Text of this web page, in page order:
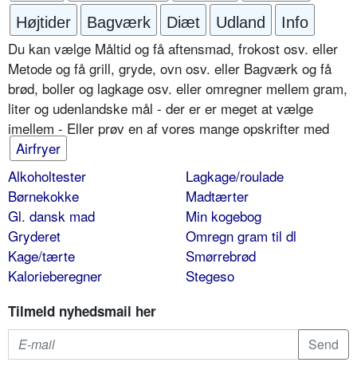
Højtider
Bagværk Diæt Udland Info
Du kan vælge Måltid og få aftensmad, frokost osv. eller
Metode og få grill, gryde, ovn osv. eller Bagværk og få
brød, boller og lagkage osv. eller omregner mellem gram,
liter og udenlandske mål - der er er meget at vælge
imellem - Eller prøv en af vores mange opskrifter med
Airfryer
Alkoholtester
Børnekokke
Gl. dansk mad
Gryderet
Kage/tærte
Kalorieberegner
Lagkage/roulade
Madtærter
Min kogebog
Omregn gram til dl
Smørrebrød
Stegeso
Tilmeld nyhedsmail her